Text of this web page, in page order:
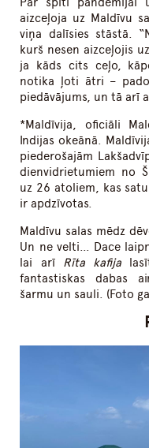
aizceļoja uz Maldīvu
viņa dalīsies stāstā.
kurš nesen aizceļojis
ja kāds cits ceļo,
notika ļoti ātri –
piedāvājums, un tā arī
*Maldīvija, oficiāli
Indijas okeānā.
piederošajām
dienvidrietumiem no
uz 26 atoliem, kas
ir apdzīvotas.
Maldīvu salas mēdz
Un ne velti… Dace
lai arī Rīta kafija
fantastiskas dabas
šarmu un sauli. (Foto